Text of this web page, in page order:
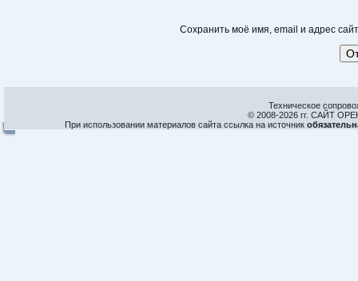
Сохранить моё имя, email и адрес
Техническое
© 2008-2026 гг. САЙТ
При использовании материалов сайта ссылка на источник